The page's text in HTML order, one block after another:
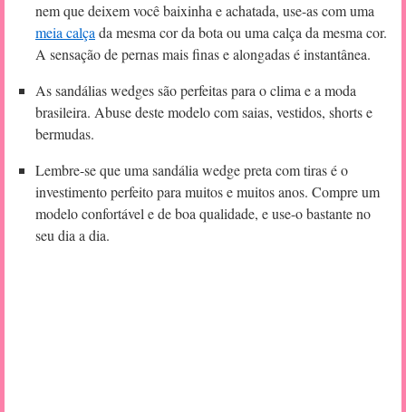
nem que deixem você baixinha e achatada, use-as com uma
meia calça da mesma cor da bota ou uma calça da mesma cor.
A sensação de pernas mais finas e alongadas é instantânea.
As sandálias wedges são perfeitas para o clima e a moda
brasileira. Abuse deste modelo com saias, vestidos, shorts e
bermudas.
Lembre-se que uma sandália wedge preta com tiras é o
investimento perfeito para muitos e muitos anos. Compre um
modelo confortável e de boa qualidade, e use-o bastante no
seu dia a dia.